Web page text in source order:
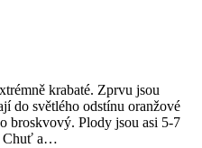
krabaté. Zprvu jsou
do světlého odstínu oranžové
broskvový. Plody jsou asi 5-7
Chuť a…